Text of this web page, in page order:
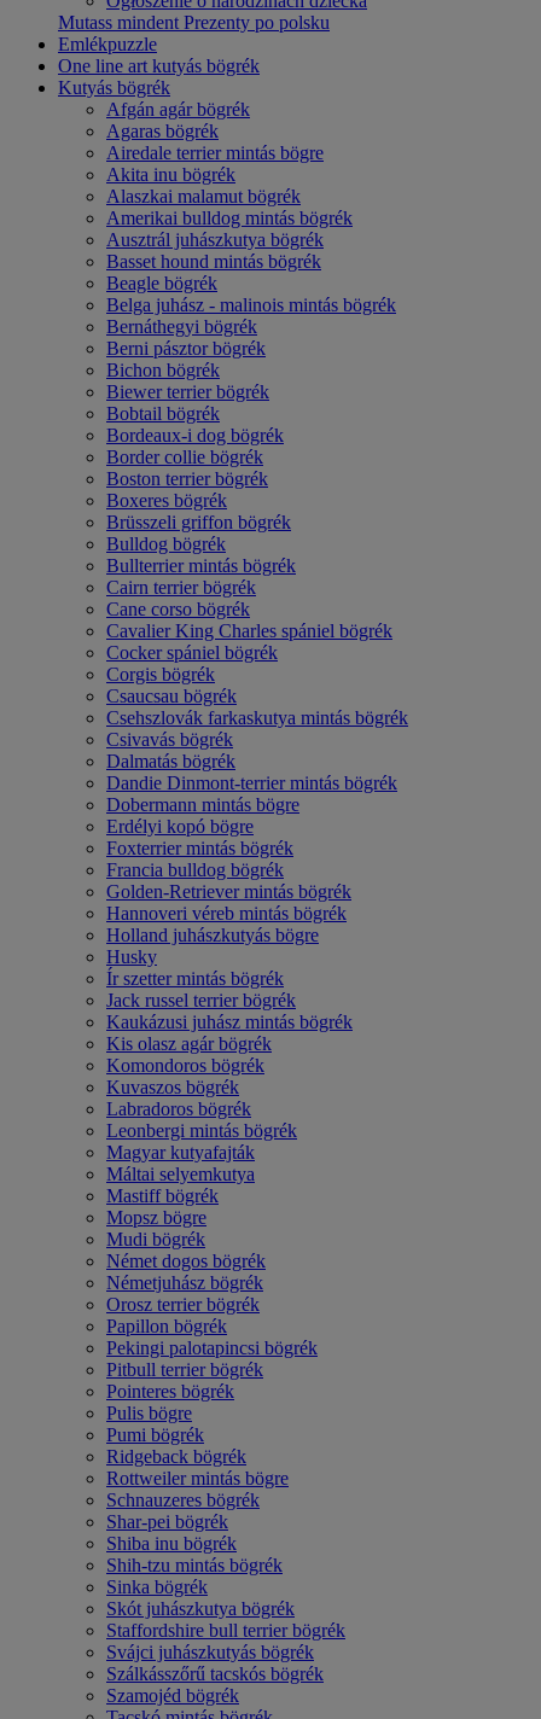
Mutass mindent Prezenty po polsku
Emlékpuzzle
One line art kutyás bögrék
Kutyás bögrék
Afgán agár bögrék
Agaras bögrék
Airedale terrier mintás bögre
Akita inu bögrék
Alaszkai malamut bögrék
Amerikai bulldog mintás bögrék
Ausztrál juhászkutya bögrék
Basset hound mintás bögrék
Beagle bögrék
Belga juhász - malinois mintás bögrék
Bernáthegyi bögrék
Berni pásztor bögrék
Bichon bögrék
Biewer terrier bögrék
Bobtail bögrék
Bordeaux-i dog bögrék
Border collie bögrék
Boston terrier bögrék
Boxeres bögrék
Brüsszeli griffon bögrék
Bulldog bögrék
Bullterrier mintás bögrék
Cairn terrier bögrék
Cane corso bögrék
Cavalier King Charles spániel bögrék
Cocker spániel bögrék
Corgis bögrék
Csaucsau bögrék
Csehszlovák farkaskutya mintás bögrék
Csivavás bögrék
Dalmatás bögrék
Dandie Dinmont-terrier mintás bögrék
Dobermann mintás bögre
Erdélyi kopó bögre
Foxterrier mintás bögrék
Francia bulldog bögrék
Golden-Retriever mintás bögrék
Hannoveri véreb mintás bögrék
Holland juhászkutyás bögre
Husky
Ír szetter mintás bögrék
Jack russel terrier bögrék
Kaukázusi juhász mintás bögrék
Kis olasz agár bögrék
Komondoros bögrék
Kuvaszos bögrék
Labradoros bögrék
Leonbergi mintás bögrék
Magyar kutyafajták
Máltai selyemkutya
Mastiff bögrék
Mopsz bögre
Mudi bögrék
Német dogos bögrék
Németjuhász bögrék
Orosz terrier bögrék
Papillon bögrék
Pekingi palotapincsi bögrék
Pitbull terrier bögrék
Pointeres bögrék
Pulis bögre
Pumi bögrék
Ridgeback bögrék
Rottweiler mintás bögre
Schnauzeres bögrék
Shar-pei bögrék
Shiba inu bögrék
Shih-tzu mintás bögrék
Sinka bögrék
Skót juhászkutya bögrék
Staffordshire bull terrier bögrék
Svájci juhászkutyás bögrék
Szálkásszőrű tacskós bögrék
Szamojéd bögrék